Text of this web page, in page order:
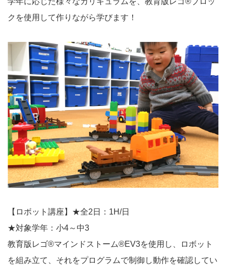
クを使用して作りながら学びます！
【ロボット講座】★全2日：1H/日
★対象学年：小4～中3
教育版レゴ®マインドストーム®EV3を使用し、ロボット
を組み立て、それをプログラムで制御し動作を確認してい